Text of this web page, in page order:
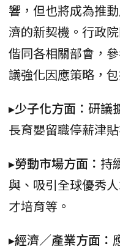
響，但也將成為推
濟的新契機。行政
偕同各相關部會，
議強化因應策略，包
▸少子化方面： 研議
長育嬰留職停薪津貼
▸勞動市場方面： 持
與、吸引全球優秀
才培育等。
▸經濟／產業方面：